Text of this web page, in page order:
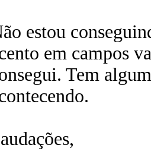
estou
em campos
Tem